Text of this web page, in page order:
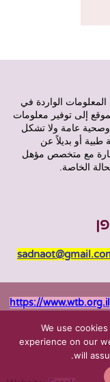
الواردة في
إلى توفير معلومات
عامة ولا تشكل
طبية أو بديلاً عن
مع متخصص مؤهل
الخاصة.
https://www.wtb.org.il
We use
experience on our
will